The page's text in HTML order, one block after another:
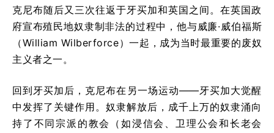
克尼布随后又三次往返于牙买加和英国之间。在英国政
府宣布殖民地奴隶制非法的过程中，他与威廉·威伯福斯
（William Wilberforce）一起，成为当时最重要的废奴
主义者之一。
回到牙买加后，克尼布在另一场运动——牙买加大觉醒
中发挥了关键作用。奴隶解放后，成千上万的奴隶涌向
持了不同宗派的教会（如浸信会、卫理公会和长老会